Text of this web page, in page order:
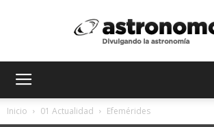
Inicio 01 Actualidad Efemérides